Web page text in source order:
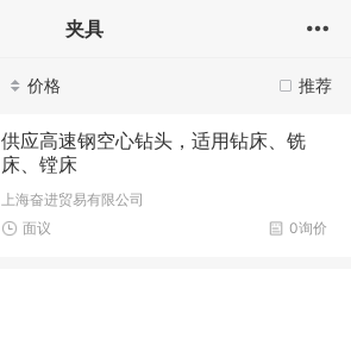
夹具
推荐
价格
供应高速钢空心钻头，适用钻床、铣
床、镗床
上海奋进贸易有限公司
0询价
面议